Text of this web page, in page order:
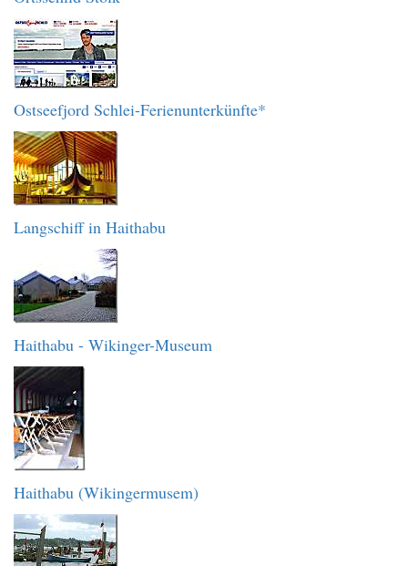
Ostseefjord Schlei-Ferienunterkünfte*
Langschiff in Haithabu
Haithabu - Wikinger-Museum
Haithabu (Wikingermusem)